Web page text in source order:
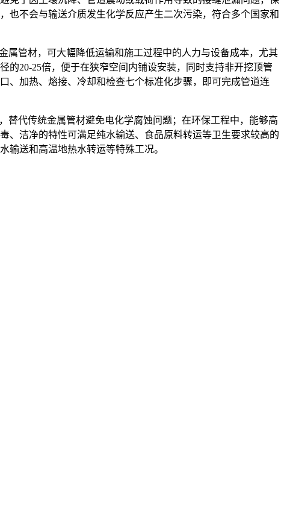
也不会与输送介质发生化学反应产生二次污染，符合多个国家和
属管材，可大幅降低运输和施工过程中的人力与设备成本，尤其
20-25倍，便于在狭窄空间内铺设安装，同时支持非开挖顶管
、加热、熔接、冷却和检查七个标准化步骤，即可完成管道连
替代传统金属管材避免电化学腐蚀问题；在环保工程中，能够高
、洁净的特性可满足纯水输送、食品原料转运等卫生要求较高的
输送和高温地热水转运等特殊工况。